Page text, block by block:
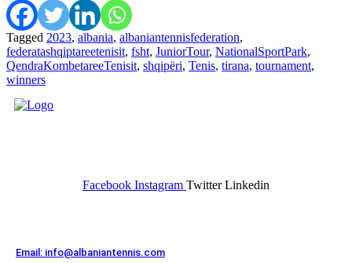
Tagged 2023, albania, albaniantennisfederation,
federatashqiptareetenisit, fsht, JuniorTour, NationalSportPark,
QendraKombetareeTenisit, shqipëri, Tenis, tirana, tournament,
winners
Facebook Instagram Twitter Linkedin
Email: info@albaniantennis.com